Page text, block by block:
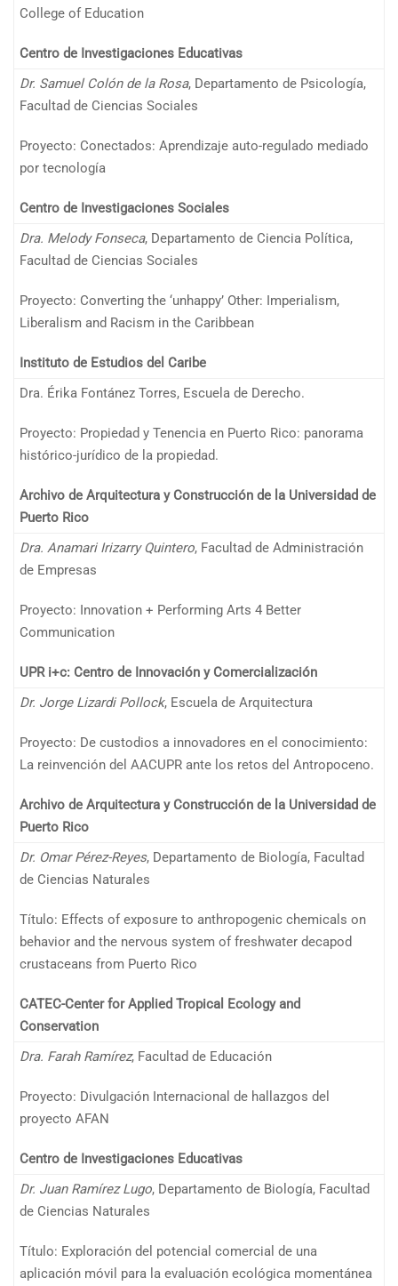
College of Education
Centro de Investigaciones Educativas
Dr. Samuel Colón de la Rosa, Departamento de Psicología,
Facultad de Ciencias Sociales
Proyecto: Conectados: Aprendizaje auto-regulado mediado
por tecnología
Centro de Investigaciones Sociales
Dra. Melody Fonseca, Departamento de Ciencia Política,
Facultad de Ciencias Sociales
Proyecto: Converting the ‘unhappy’ Other: Imperialism,
Liberalism and Racism in the Caribbean
Instituto de Estudios del Caribe
Dra. Érika Fontánez Torres, Escuela de Derecho.
Proyecto: Propiedad y Tenencia en Puerto Rico: panorama
histórico-jurídico de la propiedad.
Archivo de Arquitectura y Construcción de la Universidad de
Puerto Rico
Dra. Anamari Irizarry Quintero, Facultad de Administración
de Empresas
Proyecto: Innovation + Performing Arts 4 Better
Communication
UPR i+c: Centro de Innovación y Comercialización
Dr. Jorge Lizardi Pollock, Escuela de Arquitectura
Proyecto: De custodios a innovadores en el conocimiento:
La reinvención del AACUPR ante los retos del Antropoceno.
Archivo de Arquitectura y Construcción de la Universidad de
Puerto Rico
Dr. Omar Pérez-Reyes, Departamento de Biología, Facultad
de Ciencias Naturales
Título: Effects of exposure to anthropogenic chemicals on
behavior and the nervous system of freshwater decapod
crustaceans from Puerto Rico
CATEC-Center for Applied Tropical Ecology and
Conservation
Dra. Farah Ramírez, Facultad de Educación
Proyecto: Divulgación Internacional de hallazgos del
proyecto AFAN
Centro de Investigaciones Educativas
Dr. Juan Ramírez Lugo, Departamento de Biología, Facultad
de Ciencias Naturales
Título: Exploración del potencial comercial de una
aplicación móvil para la evaluación ecológica momentánea